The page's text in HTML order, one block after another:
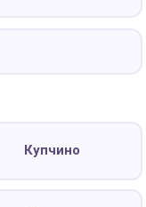
Купчино